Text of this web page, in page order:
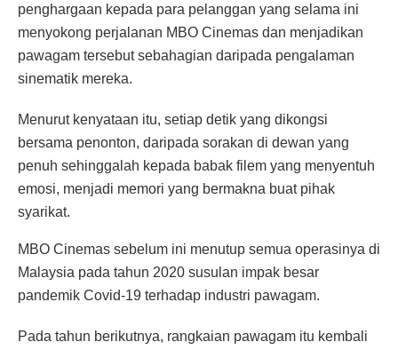
penghargaan kepada para pelanggan yang selama ini
menyokong perjalanan MBO Cinemas dan menjadikan
pawagam tersebut sebahagian daripada pengalaman
sinematik mereka.
Menurut kenyataan itu, setiap detik yang dikongsi
bersama penonton, daripada sorakan di dewan yang
penuh sehinggalah kepada babak filem yang menyentuh
emosi, menjadi memori yang bermakna buat pihak
syarikat.
MBO Cinemas sebelum ini menutup semua operasinya di
Malaysia pada tahun 2020 susulan impak besar
pandemik Covid-19 terhadap industri pawagam.
Pada tahun berikutnya, rangkaian pawagam itu kembali